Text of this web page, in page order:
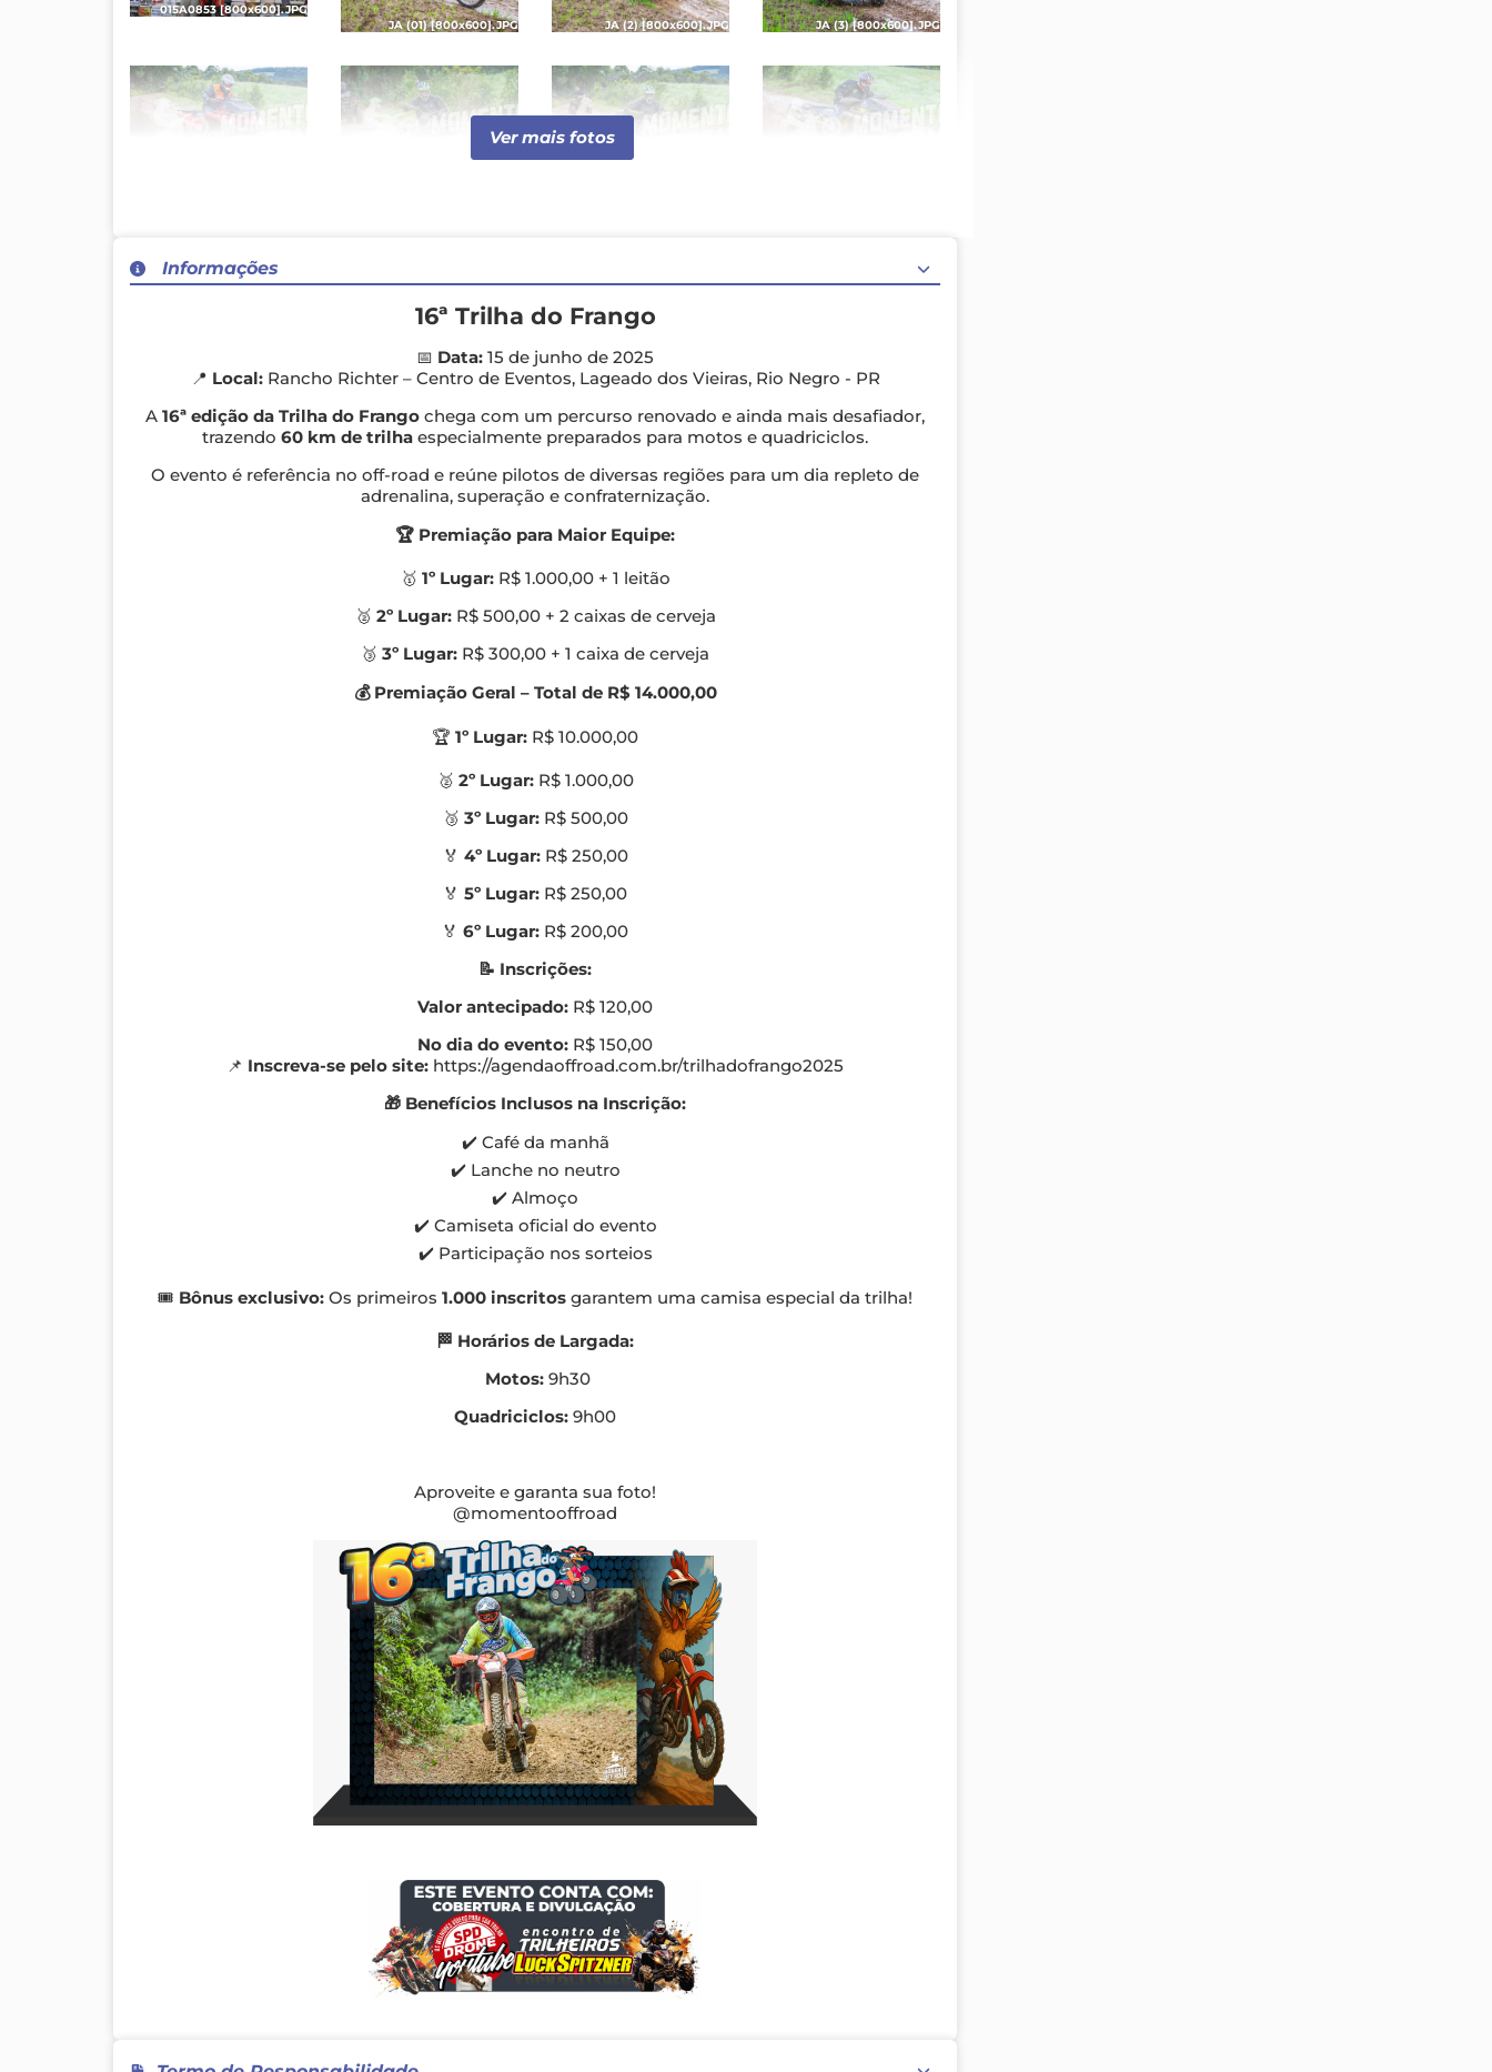
015A0853 [800x600].JPG
JA (01) [800x600].JPG
JA (2) [800x600].JPG JA (3) [800x600].JPG
Ver mais fotos
Informações
16ª Trilha do Frango
📅 Data: 15 de junho de 2025
📍 Local:Rancho Richter – Centro de Eventos, Lageado dos Vieiras, Rio Negro - PR
A 16ª edição da Trilha do Frango chega com um percurso renovado e ainda mais desafiador,
trazendo 60 km de trilha especialmente preparados para motos e quadriciclos.
O evento é referência no off-road e reúne pilotos de diversas regiões para um dia repleto de
adrenalina, superação e confraternização.
🏆 Premiação para Maior Equipe:
🥇 1º Lugar:R$ 1.000,00 + 1 leitão
🥈 2º Lugar:R$ 500,00 + 2 caixas de cerveja
🥉 3º Lugar: R$ 300,00 + 1 caixa de cerveja
💰 Premiação Geral – Total de R$ 14.000,00
🏆 1º Lugar: R$ 10.000,00
🥈 2º Lugar:R$ 1.000,00
🥉 3º Lugar:R$ 500,00
🏅 4º Lugar:R$ 250,00
🏅 5º Lugar: R$ 250,00
🏅 6º Lugar: R$ 200,00
📝 Inscrições:
Valor antecipado: R$ 120,00
No dia do evento: R$ 150,00
📌 Inscreva-se pelo site: https://agendaoffroad.com.br/trilhadofrango2025
🎁 Benefícios Inclusos na Inscrição:
✔️ Café da manhã
✔️ Lanche no neutro
✔️ Almoço
✔️ Camiseta oficial do evento
✔️ Participação nos sorteios
🎟️ Bônus exclusivo: Os primeiros 1.000 inscritos garantem uma camisa especial da trilha!
🏁 Horários de Largada:
Motos:9h30
Quadriciclos: 9h00
Aproveite e garanta sua foto!
@momentooffroad